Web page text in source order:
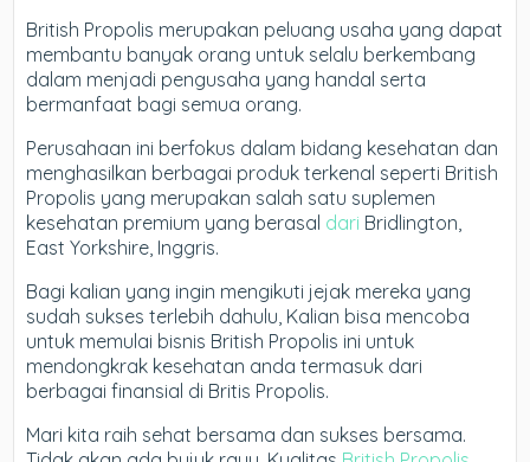
British Propolis merupakan peluang usaha yang dapat
membantu banyak orang untuk selalu berkembang
dalam menjadi pengusaha yang handal serta
bermanfaat bagi semua orang.
Perusahaan ini berfokus dalam bidang kesehatan dan
menghasilkan berbagai produk terkenal seperti British
Propolis yang merupakan salah satu suplemen
kesehatan premium yang berasal dari Bridlington,
East Yorkshire, Inggris.
Bagi kalian yang ingin mengikuti jejak mereka yang
sudah sukses terlebih dahulu, Kalian bisa mencoba
untuk memulai bisnis British Propolis ini untuk
mendongkrak kesehatan anda termasuk dari
berbagai finansial di Britis Propolis.
Mari kita raih sehat bersama dan sukses bersama.